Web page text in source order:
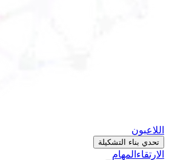
اللاعبون
تحدي بناء التشكيلة
الارتقاء المهام